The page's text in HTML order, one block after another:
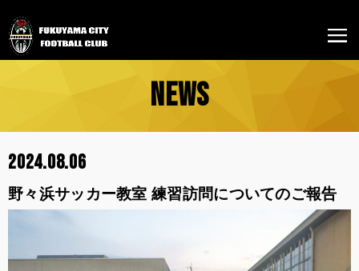
NEWS
2024.08.06
野々浜サッカー教室 練習訪問についてのご報告